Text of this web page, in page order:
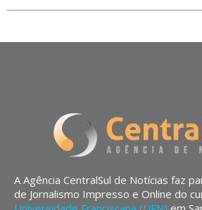
A Agência CentralSul de Notícias faz
de Jornalismo Impresso e Online do